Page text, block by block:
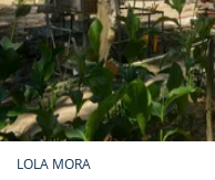
LOLA MORA